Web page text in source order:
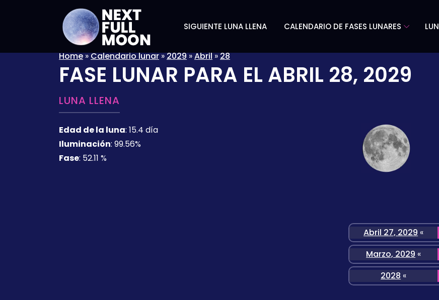
SIGUIENTE LUNA LLENA CALENDARIO DE FASES LUNARES
Home»Calendario lunar»2029»Abril»28
FASE LUNAR PARA EL ABRIL 28, 2029
LUNA LLENA
Edad de la luna: 15.4 día
Iluminación: 99.56%
Fase: 52.11 %
Abril 27, 2029 «
Marzo, 2029 «
2028 «